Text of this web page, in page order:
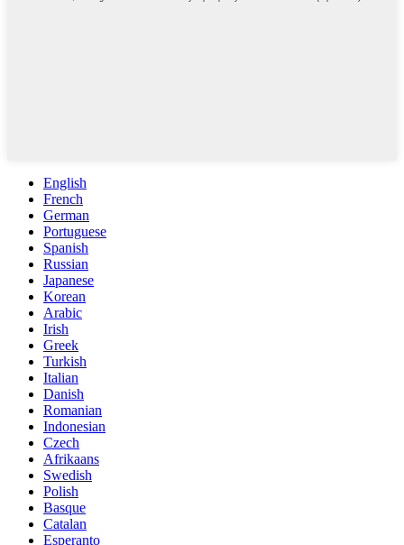
English
French
German
Portuguese
Spanish
Russian
Japanese
Korean
Arabic
Irish
Greek
Turkish
Italian
Danish
Romanian
Indonesian
Czech
Afrikaans
Swedish
Polish
Basque
Catalan
Esperanto